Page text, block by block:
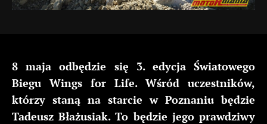
8 maja odbędzie się 3. edycja Światowego
Biegu Wings for Life. Wśród uczestników,
którzy staną na starcie w Poznaniu będzie
Tadeusz Błażusiak. To będzie jego prawdziwy